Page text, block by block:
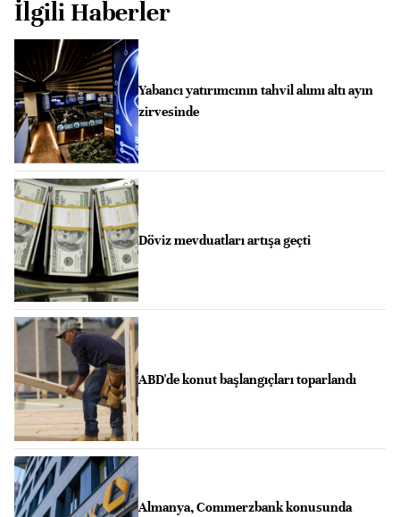
İlgili Haberler
Yabancı yatırımcının tahvil alımı altı ayın
zirvesinde
Döviz mevduatları artışa geçti
ABD'de konut başlangıçları toparlandı
Almanya, Commerzbank konusunda